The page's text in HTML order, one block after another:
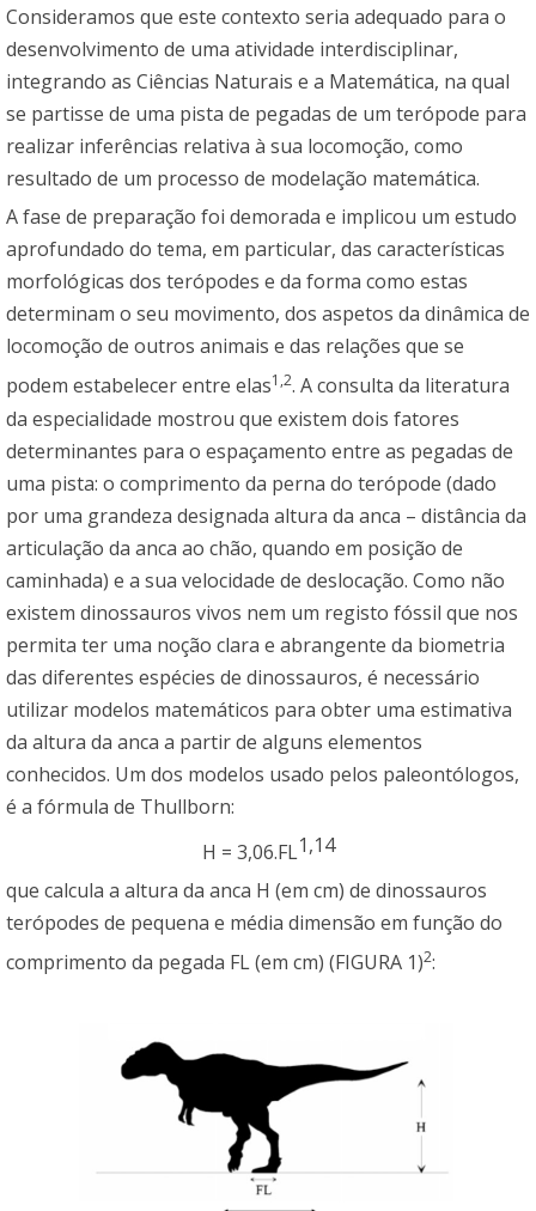
Consideramos que este contexto seria adequado para o
desenvolvimento de uma atividade interdisciplinar,
integrando as Ciências Naturais e a Matemática, na qual
se partisse de uma pista de pegadas de um terópode para
realizar inferências relativa à sua locomoção, como
resultado de um processo de modelação matemática.
A fase de preparação foi demorada e implicou um estudo
aprofundado do tema, em particular, das características
morfológicas dos terópodes e da forma como estas
determinam o seu movimento, dos aspetos da dinâmica de
locomoção de outros animais e das relações que se
podem estabelecer entre elas1,2. A consulta da literatura
da especialidade mostrou que existem dois fatores
determinantes para o espaçamento entre as pegadas de
uma pista: o comprimento da perna do terópode (dado
por uma grandeza designada altura da anca – distância da
articulação da anca ao chão, quando em posição de
caminhada) e a sua velocidade de deslocação. Como não
existem dinossauros vivos nem um registo fóssil que nos
permita ter uma noção clara e abrangente da biometria
das diferentes espécies de dinossauros, é necessário
utilizar modelos matemáticos para obter uma estimativa
da altura da anca a partir de alguns elementos
conhecidos. Um dos modelos usado pelos paleontólogos,
é a fórmula de Thullborn:
H = 3,06.FL1,14
que calcula a altura da anca H (em cm) de dinossauros
terópodes de pequena e média dimensão em função do
comprimento da pegada FL (em cm) (FIGURA 1)2: